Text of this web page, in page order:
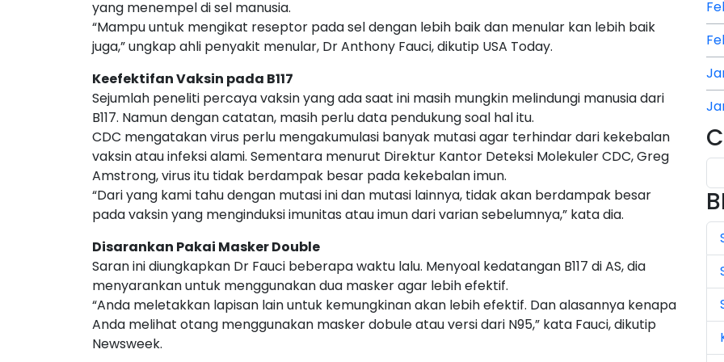
yang menempel di sel manusia.
“Mampu untuk mengikat reseptor pada sel dengan lebih baik dan menular kan lebih baik
juga,” ungkap ahli penyakit menular, Dr Anthony Fauci, dikutip USA Today.
Keefektifan Vaksin pada B117
Sejumlah peneliti percaya vaksin yang ada saat ini masih mungkin melindungi manusia dari
B117. Namun dengan catatan, masih perlu data pendukung soal hal itu.
CDC mengatakan virus perlu mengakumulasi banyak mutasi agar terhindar dari kekebalan
vaksin atau infeksi alami. Sementara menurut Direktur Kantor Deteksi Molekuler CDC, Greg
Amstrong, virus itu tidak berdampak besar pada kekebalan imun.
“Dari yang kami tahu dengan mutasi ini dan mutasi lainnya, tidak akan berdampak besar
pada vaksin yang menginduksi imunitas atau imun dari varian sebelumnya,” kata dia.
Disarankan Pakai Masker Double
Saran ini diungkapkan Dr Fauci beberapa waktu lalu. Menyoal kedatangan B117 di AS, dia
menyarankan untuk menggunakan dua masker agar lebih efektif.
“Anda meletakkan lapisan lain untuk kemungkinan akan lebih efektif. Dan alasannya kenapa
Anda melihat otang menggunakan masker dobule atau versi dari N95,” kata Fauci, dikutip
Newsweek.